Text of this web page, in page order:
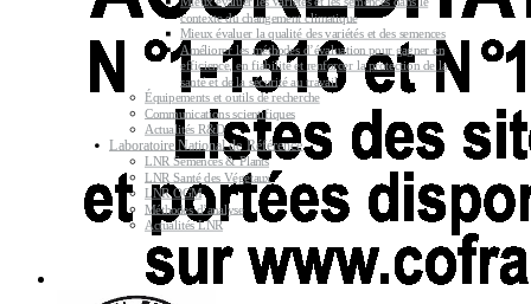
contexte du changement climatique
Mieux évaluer la qualité des variétés et des semences
Améliorer les méthodes d’évaluation pour gagner en
efficience, en fiabilité et renforcer la protection de la
santé et de la sécurité au travail
Équipements et outils de recherche
Communications scientifiques
Actualités R&D
Laboratoire National de Référence
LNR Semences & Plants
LNR Santé des Végétaux
LNR OGM
Méthodes d’analyse
Actualités LNR